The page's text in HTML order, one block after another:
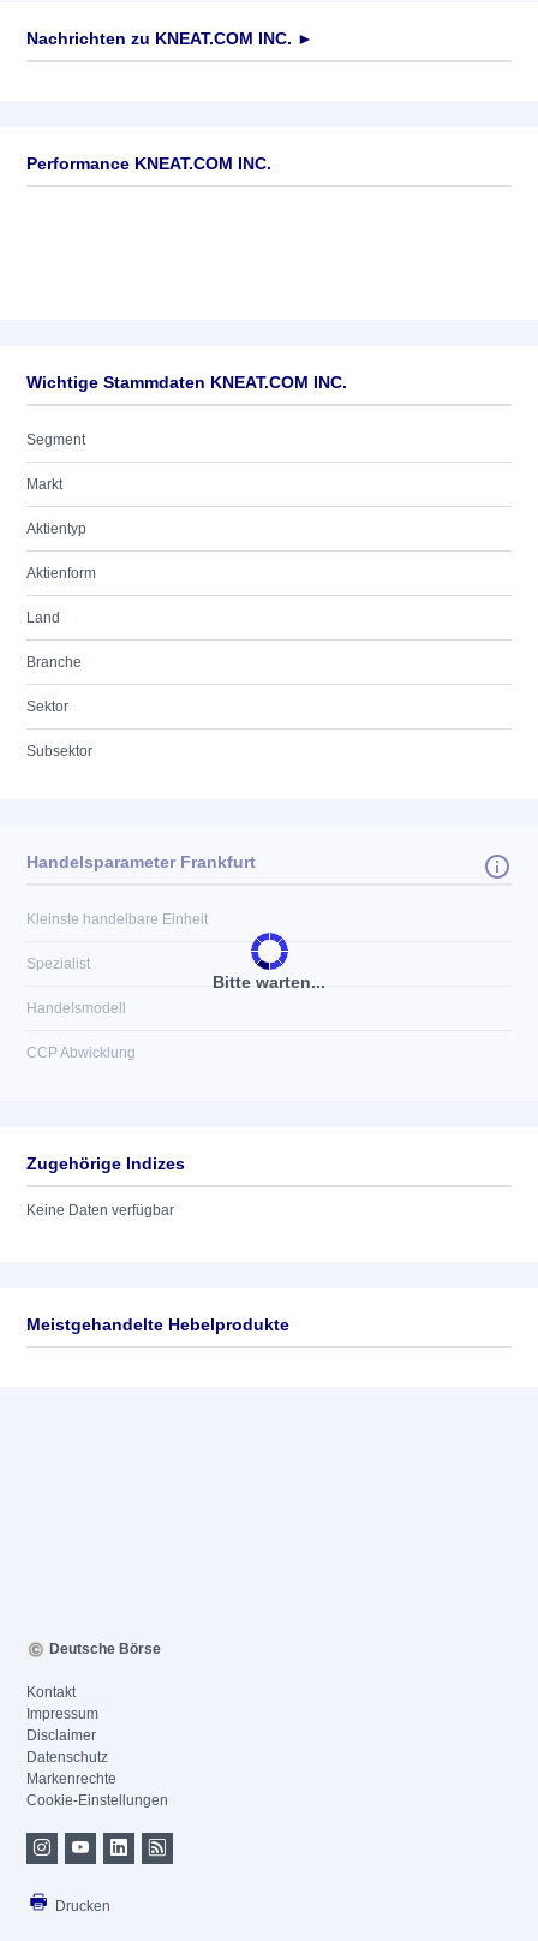
Nachrichten zu KNEAT.COM INC. ►
Performance KNEAT.COM INC.
Wichtige Stammdaten KNEAT.COM INC.
Segment
Markt
Aktientyp
Aktienform
Land
Branche
Sektor
Subsektor
Bitte warten...
Handelsparameter Frankfurt
Kleinste handelbare Einheit
Spezialist
Handelsmodell
CCP Abwicklung
Zugehörige Indizes
Keine Daten verfügbar
Meistgehandelte Hebelprodukte
Deutsche Börse
Kontakt
Impressum
Disclaimer
Datenschutz
Markenrechte
Cookie-Einstellungen
Drucken